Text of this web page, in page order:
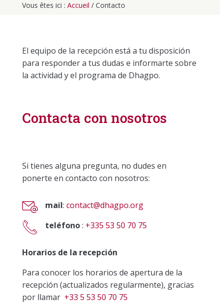
Vous êtes ici : Accueil / Contacto
El equipo de la recepción está a tu disposición
para responder a tus dudas e informarte sobre
la actividad y el programa de Dhagpo.
Contacta con nosotros
Si tienes alguna pregunta, no dudes en
ponerte en contacto con nosotros:
mail: contact@dhagpo.org
teléfono: +335 53 50 70 75
Horarios de la recepción
Para conocer los horarios de apertura de la
recepción (actualizados regularmente), gracias
por llamar +33 5 53 50 70 75